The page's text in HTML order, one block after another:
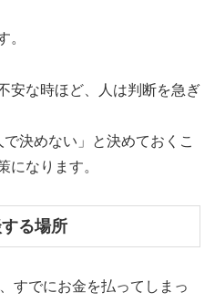
。
安な時ほど、人は判断を急ぎ
決めない」と決めておくこ
になります。
る場所
すでにお金を払ってしまっ